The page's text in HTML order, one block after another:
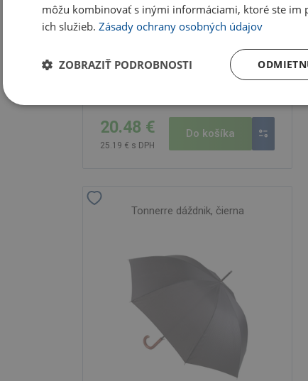
U partnera 862 ks
20.48 €
25.19 € s DPH
Do košíka
Tonnerre dáždnik, čierna
môžu kombinovať s inými informáciami, ktoré ste
ich služieb. Zásady ochrany osobných údajov
ZOBRAZIŤ PODROBNOSTI